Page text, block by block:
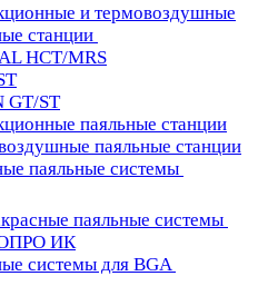
и термовоздушные
станции
HCT/MRS
GT/ST
паяльные станции
паяльные станции
паяльные системы
паяльные системы
ИК
системы для BGA